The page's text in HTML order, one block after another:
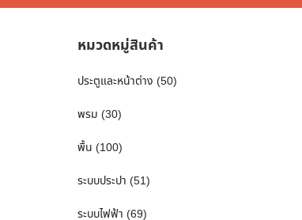
หมวดหมู่สินค้า
ประตูและหน้าต่าง (50)
พรม (30)
พื้น (100)
ระบบประปา (51)
ระบบไฟฟ้า (69)